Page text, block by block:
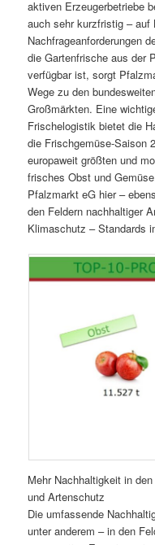
aktiven Erzeugerbetriebe
auch sehr kurzfristig – auf
Nachfrageanforderungen
die Gartenfrische aus der
verfügbar ist, sorgt
Wege zu den
Großmärkten. Eine
Frischelogistik bietet die
die Frischgemüse-Saison
europaweit größten und
frisches Obst und
Pfalzmarkt eG hier –
den Feldern nachhaltiger
Klimaschutz – Standards
Mehr Nachhaltigkeit in
und Artenschutz
Die umfassende
unter anderem – in den